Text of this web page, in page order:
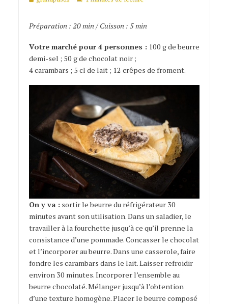
Préparation : 20 min / Cuisson : 5 min
Votre marché pour 4 personnes : 100 g de beurre
demi-sel ; 50 g de chocolat noir ;
4 carambars ; 5 cl de lait ; 12 crêpes de froment.
On y va : sortir le beurre du réfrigérateur 30
minutes avant son utilisation. Dans un saladier, le
travailler à la fourchette jusqu’à ce qu’il prenne la
consistance d’une pommade. Concasser le chocolat
et l’incorporer au beurre. Dans une casserole, faire
fondre les carambars dans le lait. Laisser refroidir
environ 30 minutes. Incorporer l’ensemble au
beurre chocolaté. Mélanger jusqu’à l’obtention
d’une texture homogène. Placer le beurre composé